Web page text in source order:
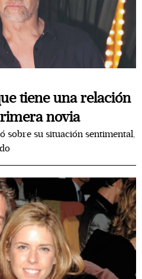
tiene una relación
novia
sobre su situación sentimental,